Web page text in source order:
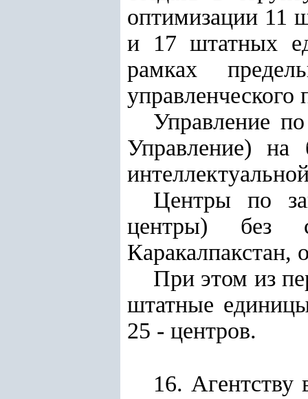
оптимизации 11
и 17 штатных
рамках
Управление
Управление) на
Центры по
центры) без
Каракалпакстан,
При этом из
штатные
25 - центров.
16. Агентству